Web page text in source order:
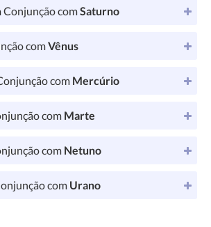
Conjunção comSaturno
comVênus
com Mercúrio
com Marte
com Netuno
com Urano